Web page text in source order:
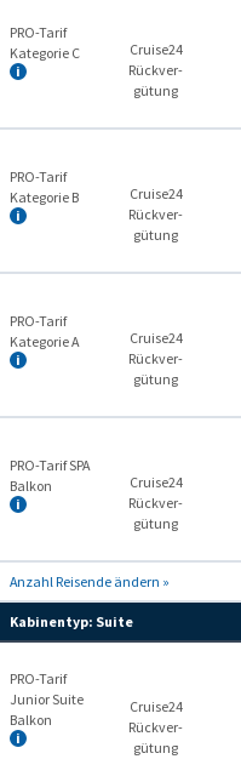
PRO-Tarif
Kategorie C
Cruise24
Rückver­
gütung
PRO-Tarif
Kategorie B
Cruise24
Rückver­
gütung
PRO-Tarif
Kategorie A
Cruise24
Rückver­
gütung
PRO-Tarif SPA
Balkon
Cruise24
Rückver­
gütung
Anzahl Reisende ändern »
Kabinentyp: Suite
PRO-Tarif
Junior Suite
Balkon
Cruise24
Rückver­
gütung